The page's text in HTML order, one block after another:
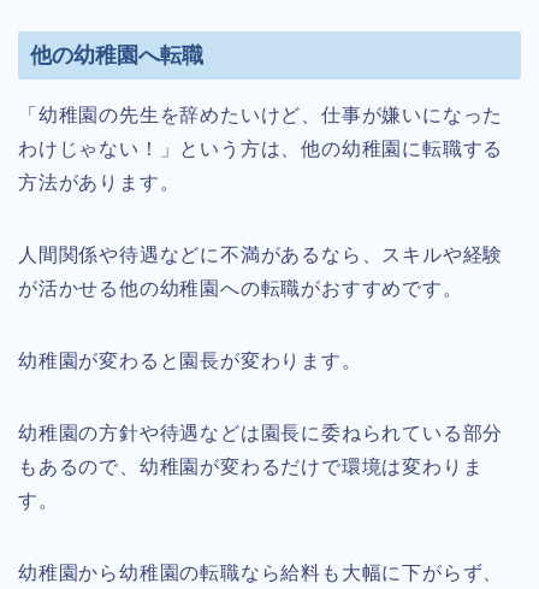
他の幼稚園へ転職
「幼稚園の先生を辞めたいけど、仕事が嫌いになった
わけじゃない！」という方は、他の幼稚園に転職する
方法があります。
人間関係や待遇などに不満があるなら、スキルや経験
が活かせる他の幼稚園への転職がおすすめです。
幼稚園が変わると園長が変わります。
幼稚園の方針や待遇などは園長に委ねられている部分
もあるので、幼稚園が変わるだけで環境は変わりま
す。
幼稚園から幼稚園の転職なら給料も大幅に下がらず、